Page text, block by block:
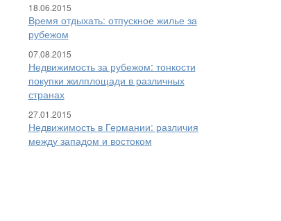
18.06.2015
Время отдыхать: отпускное жилье за
рубежом
07.08.2015
Недвижимость за рубежом: тонкости
покупки жилплощади в различных
странах
27.01.2015
Недвижимость в Германии: различия
между западом и востоком